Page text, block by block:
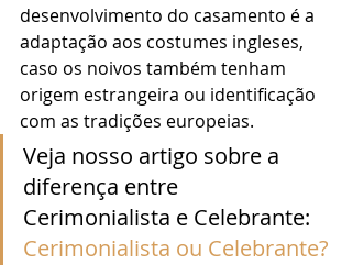
desenvolvimento do casamento é a
adaptação aos costumes ingleses,
caso os noivos também tenham
origem estrangeira ou identificação
com as tradições europeias.
Veja nosso artigo sobre a
diferença entre
Cerimonialista e Celebrante:
Cerimonialista ou Celebrante?